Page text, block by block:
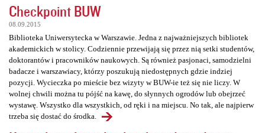
Checkpoint BUW
08.09.2015
Biblioteka Uniwersytecka w Warszawie. Jedna z najważniejszych bibliotek
akademickich w stolicy. Codziennie przewijają się przez nią setki studentów,
doktorantów i pracowników naukowych. Są również pasjonaci, samodzielni
badacze i warszawiacy, którzy poszukują niedostępnych gdzie indziej
pozycji. Wycieczka po mieście bez wizyty w BUW-ie też się nie liczy. W
wolnej chwili można tu pójść na kawę, do słynnych ogrodów lub obejrzeć
wystawę. Wszystko dla wszystkich, od ręki i na miejscu. No tak, ale najpierw
trzeba się dostać do środka.